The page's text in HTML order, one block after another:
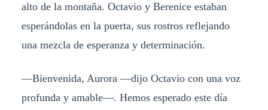
alto de la montaña. Octavio y Berenice estaban
esperándolas en la puerta, sus rostros reflejando
una mezcla de esperanza y determinación.
—Bienvenida, Aurora —dijo Octavio con una voz
profunda y amable—. Hemos esperado este día